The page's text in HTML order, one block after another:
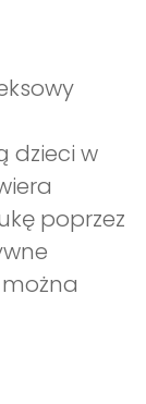
dzieci w
poprzez